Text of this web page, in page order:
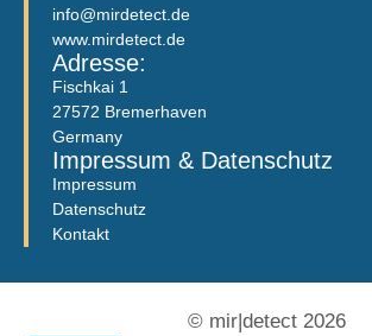
info@mirdetect.de
www.mirdetect.de
Adresse:
Fischkai 1
27572 Bremerhaven
Germany
Impressum & Datenschutz
Impressum
Datenschutz
Kontakt
© mir|detect 2026